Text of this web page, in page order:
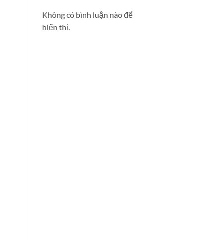
Không có bình luận nào để
hiển thị.